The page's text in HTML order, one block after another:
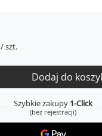
/szt.
Dodaj do
Szybkie zakupy 1-Click
(bez rejestracji)